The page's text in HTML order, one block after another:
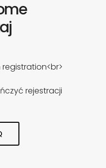
rejestracji